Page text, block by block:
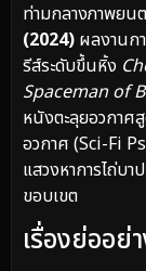
ท่ามกลางภาพยน
(2024) ผลงานก
รีส์ระดับขึ้นหิ้ง
Spaceman of
หนังตะลุยอวกาศ
อวกาศ (Sci-Fi
แสวงหาการไถ่บ
ขอบเขต
เรื่องย่ออ